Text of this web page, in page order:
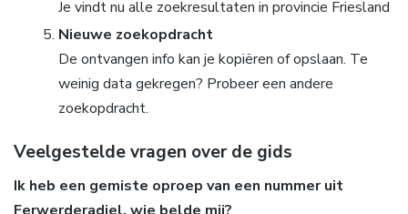
Je vindt nu alle zoekresultaten in provincie Friesland
Nieuwe zoekopdracht
De ontvangen info kan je kopiëren of opslaan. Te
weinig data gekregen? Probeer een andere
zoekopdracht.
Veelgestelde vragen over de gids
Ik heb een gemiste oproep van een nummer uit